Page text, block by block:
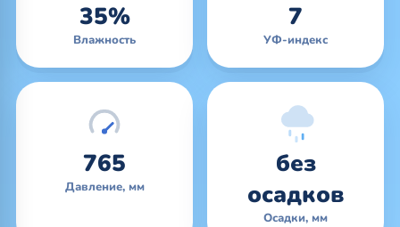
35%
Влажность
7
УФ-индекс
765
Давление, мм
без
осадков
Осадки, мм